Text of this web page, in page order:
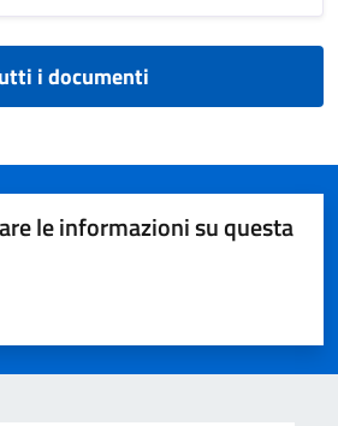
i documenti
le informazioni su questa
5 stelle su 5
su 5
su 5
5